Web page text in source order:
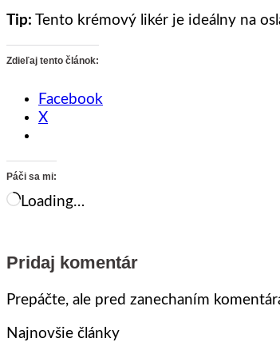
Tip: Tento krémový likér je ideálny na
Zdieľaj tento článok:
Facebook
X
Páči sa mi:
Loading…
Pridaj komentár
Prepáčte, ale pred zanechaním
Najnovšie články